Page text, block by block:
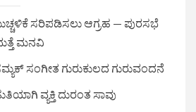
ಸರಿಪಡಿಸಲು ಆಗ್ರಹ — ಪುರಸಭೆ
ಮನವಿ
ಸಂಗೀತ ಗುರುಕುಲದ ಗುರುವಂದನೆ
ವ್ಯಕ್ತಿ ದುರಂತ ಸಾವು